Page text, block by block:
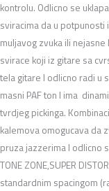
kontrolu. Odlicno se
sviracima da u
muljavog zvuka ili
svirace koji iz gitare sa
tela gitare I odlicno radi u
masni PAF ton I ima
tvrdjeg pickinga.
kalemova omogucava da
pruza jazzerima I odlicno
TONE ZONE,SUPER
standardnim spacingom